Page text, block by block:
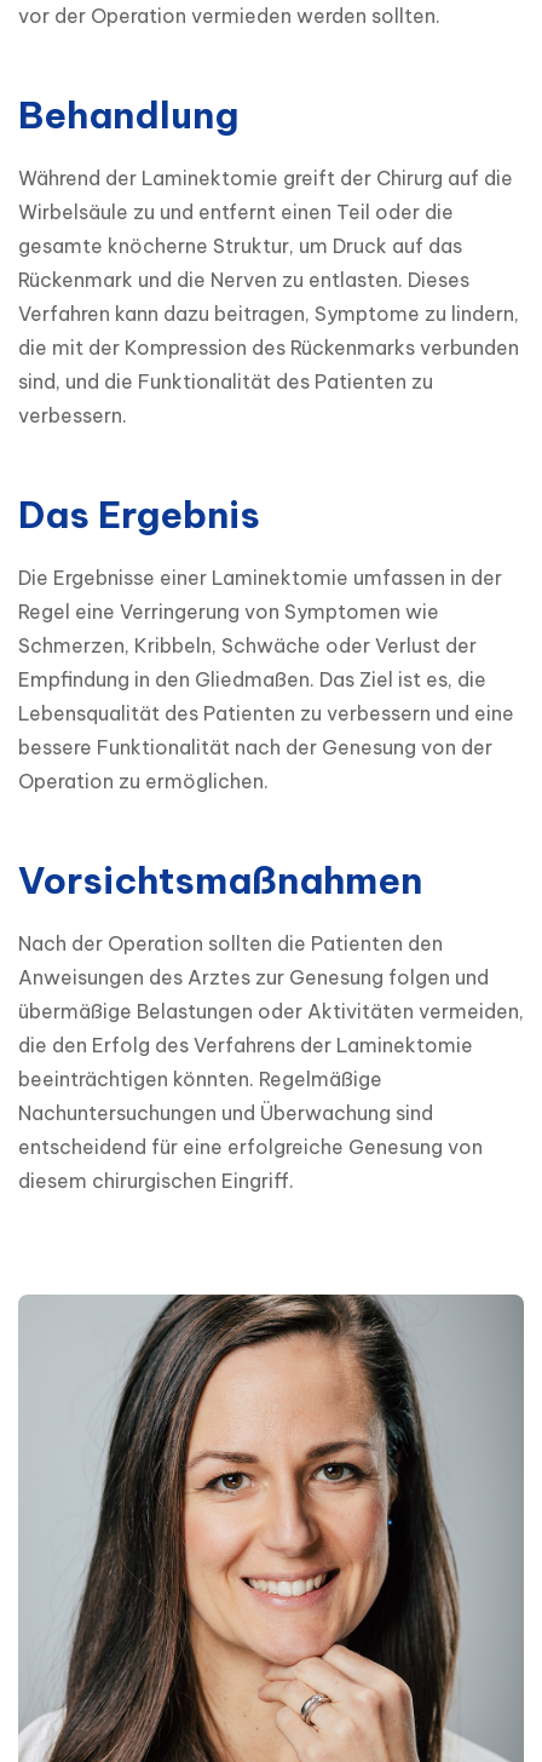
Behandlung
Während der Laminektomie greift der Chirurg auf die
Wirbelsäule zu und entfernt einen Teil oder die
gesamte knöcherne Struktur, um Druck auf das
Rückenmark und die Nerven zu entlasten. Dieses
Verfahren kann dazu beitragen, Symptome zu lindern,
die mit der Kompression des Rückenmarks verbunden
sind, und die Funktionalität des Patienten zu
verbessern.
Das Ergebnis
Die Ergebnisse einer Laminektomie umfassen in der
Regel eine Verringerung von Symptomen wie
Schmerzen, Kribbeln, Schwäche oder Verlust der
Empfindung in den Gliedmaßen. Das Ziel ist es, die
Lebensqualität des Patienten zu verbessern und eine
bessere Funktionalität nach der Genesung von der
Operation zu ermöglichen.
Vorsichtsmaßnahmen
Nach der Operation sollten die Patienten den
Anweisungen des Arztes zur Genesung folgen und
übermäßige Belastungen oder Aktivitäten vermeiden,
die den Erfolg des Verfahrens der Laminektomie
beeinträchtigen könnten. Regelmäßige
Nachuntersuchungen und Überwachung sind
entscheidend für eine erfolgreiche Genesung von
diesem chirurgischen Eingriff.